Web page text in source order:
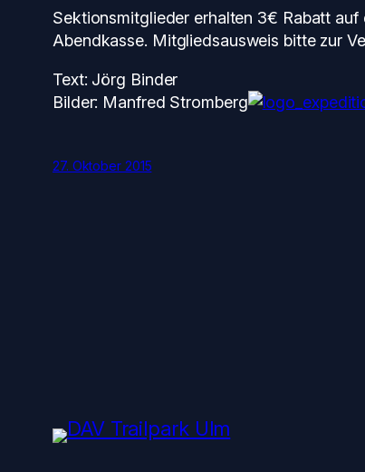
Sektionsmitglieder erhalten 3€ Rabatt
Abendkasse. Mitgliedsausweis bitte zur
Text: Jörg Binder
Bilder: Manfred Stromberg
27. Oktober 2015